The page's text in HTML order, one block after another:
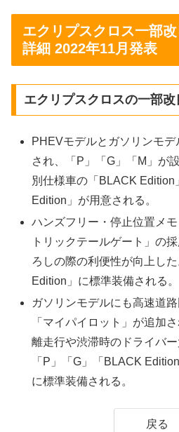
エクリプスクロス一部
詳細 2022年11月発表
エクリプスクロスの一部
PHEVモデルとガソリンモ
され、「P」「G」「M」が
別仕様車の「BLACK Edition
Edition」が用意される。
ハンズフリー・停止位置メ
トリックテールゲート」の
ろしの際の利便性が向上し
Edition」に標準装備される。
ガソリンモデルにも高速道
「マイパイロット」が追加
離走行や渋滞時のドライバー
「P」「G」「BLACK
に標準装備される。
戻る